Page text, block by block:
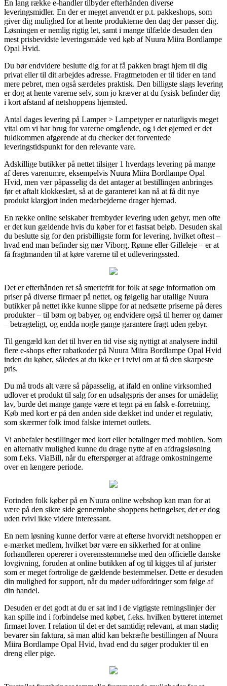
En lang række e-handler tilbyder efterhånden diverse
leveringsmidler. En der er meget anvendt er p.t. pakkeshops, som
giver dig mulighed for at hente produkterne den dag der passer dig.
Løsningen er nemlig rigtig let, samt i mange tilfælde desuden den
mest prisbevidste leveringsmåde ved køb af Nuura Miira Bordlampe
Opal Hvid.
Du bør endvidere beslutte dig for at få pakken bragt hjem til dig
privat eller til dit arbejdes adresse. Fragtmetoden er til tider en tand
mere pebret, men også særdeles praktisk. Den billigste slags levering
er dog at hente varerne selv, som jo kræver at du fysisk befinder dig
i kort afstand af netshoppens hjemsted.
Antal dages levering på Lamper > Lampetyper er naturligvis meget
vital om vi har brug for varerne omgående, og i det øjemed er det
fuldkommen afgørende at du checker det forventede
leveringstidspunkt for den relevante vare.
Adskillige butikker på nettet tilsiger 1 hverdags levering på mange
af deres varenumre, eksempelvis Nuura Miira Bordlampe Opal
Hvid, men vær påpasselig da det antager at bestillingen anbringes
før et aftalt klokkeslæt, så at de garanteret kan nå at få dit nye
produkt klargjort inden medarbejderne drager hjemad.
En række online selskaber frembyder levering uden gebyr, men ofte
er det kun gældende hvis du køber for et fastsat beløb. Desuden skal
du beslutte sig for den prisbilligste form for levering, hvilket oftest –
hvad end man befinder sig nær Viborg, Rønne eller Gilleleje – er at
få fragtmanden til at køre varerne til et udleveringssted.
Det er efterhånden ret så smertefrit for folk at søge information om
priser på diverse firmaer på nettet, og følgelig har utallige Nuura
butikker på nettet ikke kunne slippe for at nedsætte priserne på deres
produkter – til børn og babyer, og endvidere også til herrer og damer
– betragteligt, og endda nogle gange garantere fragt uden gebyr.
Til gengæld kan det til hver en tid vise sig nyttigt at analysere indtil
flere e-shops efter rabatkoder på Nuura Miira Bordlampe Opal Hvid
inden du køber, således at du ikke er i tvivl om at få den skarpeste
pris.
Du må trods alt være så påpasselig, at ifald en online virksomhed
udlover et produkt til salg for en udsalgspris der anses for umådelig
lav, burde det mange gange være et tegn på en falsk e-forretning.
Køb med kort er på den anden side dækket ind under et regulativ,
som skærmer folk imod falske internet outlets.
Vi anbefaler bestillinger med kort eller betalinger med mobilen. Som
en alternativ mulighed kunne du drage nytte af en afdragsløsning
som f.eks. ViaBill, når du efterspørger at afdrage omkostningerne
over en længere periode.
Forinden folk køber på en Nuura online webshop kan man for at
være på den sikre side gennemløbe shoppens betingelser, det er dog
uden tvivl ikke videre interessant.
En nem løsning kunne derfor være at efterse hvorvidt netshoppen er
e-mærket medlem, hvilket bør være en sikkerhed for at online
forhandleren opererer i overensstemmelse med den officielle danske
lovgivning, foruden at online butikken af og til kigges til af jurister
som er meget fortrolige de gældende bestemmelser. Dette er desuden
din mulighed for support, når du møder udfordringer som følge af
din handel.
Desuden er det godt at du er sat ind i de vigtigste retningslinjer der
kan spille ind i forbindelse med købet, f.eks. hvilken bytteret internet
firmaet lover. I relation til det er det samtidig relevant, at man stadig
bevarer sin faktura, så man altid kan bekræfte bestillingen af Nuura
Miira Bordlampe Opal Hvid, hvad end du søger produkter til en
dreng eller pige.